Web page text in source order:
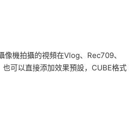
像機拍攝的視頻在Vlog、Rec709、
可以直接添加效果預設，CUBE格式